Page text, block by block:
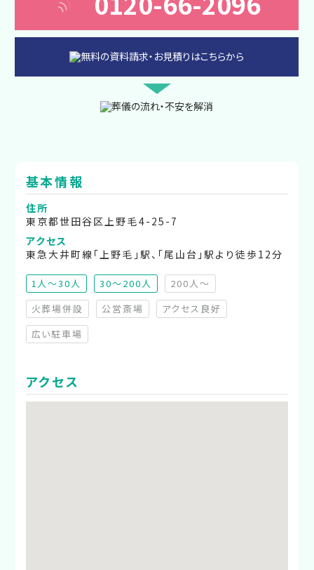
基本情報
住所
東京都世田谷区上野毛4-25-7
アクセス
東急大井町線「上野毛」駅、「尾山台」駅より徒歩12分
1人～30人 30～200人 200人～
（非推奨）
火葬場併設
（非対応）
公営斎場
（非対応）
アクセス良好
（非対応）
広い駐車場
（非対応）
アクセス